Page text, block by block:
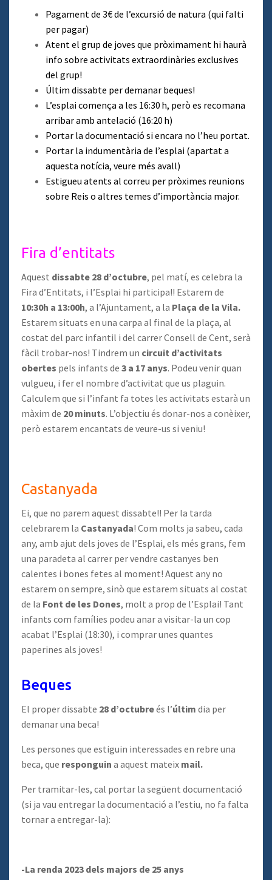
Pagament de 3€ de l’excursió de natura (qui falti
per pagar)
Atent el grup de joves que pròximament hi haurà
info sobre activitats extraordinàries exclusives
del grup!
Últim dissabte per demanar beques!
L’esplai comença a les 16:30 h, però es recomana
arribar amb antelació (16:20 h)
Portar la documentació si encara no l’heu portat.
Portar la indumentària de l’esplai (apartat a
aquesta notícia, veure més avall)
Estigueu atents al correu per pròximes reunions
sobre Reis o altres temes d’importància major.
Fira d’entitats
Aquest dissabte 28 d’octubre, pel matí, es celebra la
Fira d’Entitats, i l’Esplai hi participa!! Estarem de
10:30h a 13:00h, a l’Ajuntament, a la Plaça de la Vila.
Estarem situats en una carpa al final de la plaça, al
costat del parc infantil i del carrer Consell de Cent, serà
fàcil trobar-nos! Tindrem un circuit d’activitats
obertes pels infants de 3 a 17 anys. Podeu venir quan
vulgueu, i fer el nombre d’activitat que us plaguin.
Calculem que si l’infant fa totes les activitats estarà un
màxim de 20 minuts. L’objectiu és donar-nos a conèixer,
però estarem encantats de veure-us si veniu!
Castanyada
Ei, que no parem aquest dissabte!! Per la tarda
celebrarem la Castanyada! Com molts ja sabeu, cada
any, amb ajut dels joves de l’Esplai, els més grans, fem
una paradeta al carrer per vendre castanyes ben
calentes i bones fetes al moment! Aquest any no
estarem on sempre, sinò que estarem situats al costat
de la Font de les Dones, molt a prop de l’Esplai! Tant
infants com famílies podeu anar a visitar-la un cop
acabat l’Esplai (18:30), i comprar unes quantes
paperines als joves!
Beques
El proper dissabte 28 d’octubreés l’últim dia per
demanar una beca!
Les persones que estiguin interessades en rebre una
beca, que responguin a aquest mateix mail.
Per tramitar-les, cal portar la següent documentació
(si ja vau entregar la documentació a l’estiu, no fa falta
tornar a entregar-la):
-La renda 2023 dels majors de 25 anys